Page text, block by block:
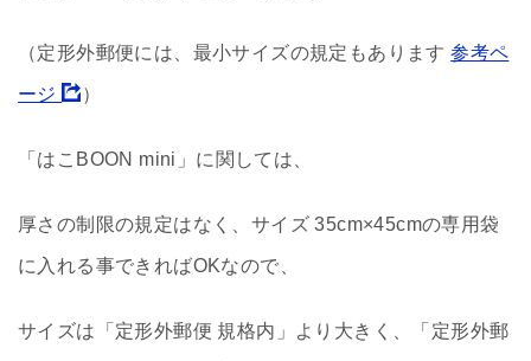
（定形外郵便には、最小サイズの規定もあります参考ペ
ージ ）
「はこBOON mini」に関しては、
厚さの制限の規定はなく、サイズ 35cm×45cmの専用袋
に入れる事できればOKなので、
サイズは「定形外郵便 規格内」より大きく、「定形外郵